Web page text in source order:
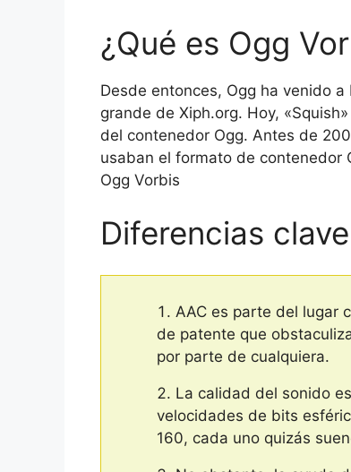
¿Qué es Ogg
Desde entonces, Ogg ha venido
grande de Xiph.org. Hoy,
del contenedor Ogg. Antes de
usaban el formato de contenedor
Ogg Vorbis
Diferencias clave
AAC es parte del lugar
de patente que
por parte de cualquiera.
La calidad del sonido
velocidades de bits
160, cada uno quizás